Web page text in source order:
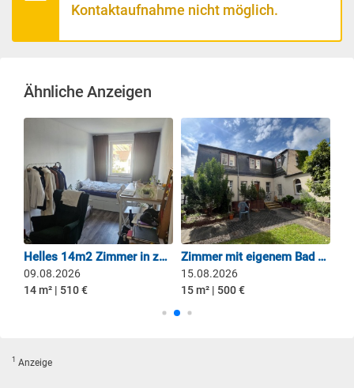
Kontaktaufnahme nicht möglich.
Ähnliche Anzeigen
Helles 14m2 Zimmer in zentraler Lage in Gohlis-Mitte
09.08.2026
14 m² | 510 €
Zimmer mit eigenem Bad und geteilter Küche
15.08.2026
15 m² | 500 €
1 Anzeige